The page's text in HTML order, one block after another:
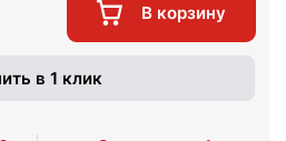
В корзину
в 1 клик